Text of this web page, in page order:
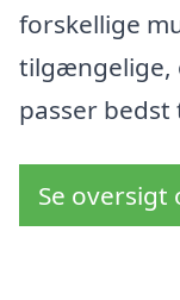
forskellige
tilgængelige,
passer bedst
Se oversigt